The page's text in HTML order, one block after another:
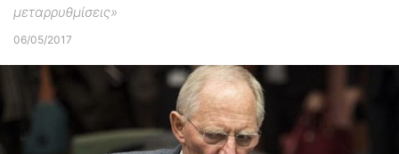
μεταρρυθμίσεις»
06/05/2017